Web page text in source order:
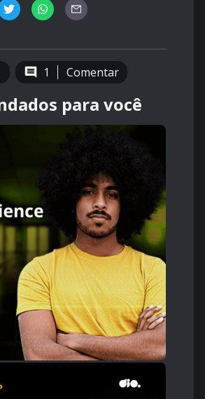
1 Comentar
para você